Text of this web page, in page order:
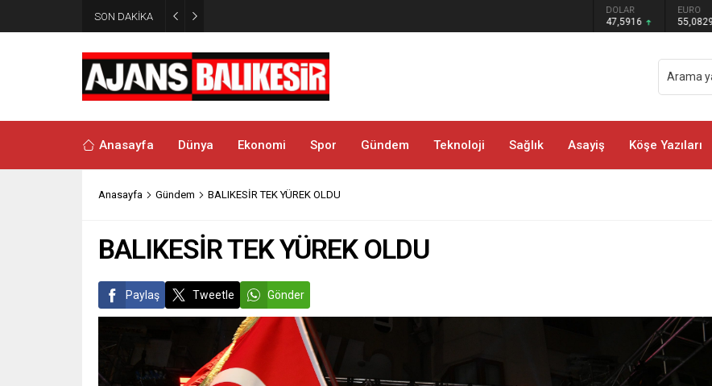
SON DAKİKA DOLAR
47,5916
EURO
55,0829
Anasayfa Dünya Ekonomi Spor Gündem Teknoloji Sağlık Asayiş Köşe Yazıları
Anasayfa Gündem BALIKESİR TEK YÜREK OLDU
BALIKESİR TEK YÜREK OLDU
Paylaş Tweetle Gönder